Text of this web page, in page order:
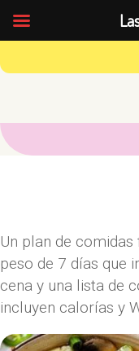
Un plan de
peso de 7 días que
cena y una lista de
incluyen calorías y